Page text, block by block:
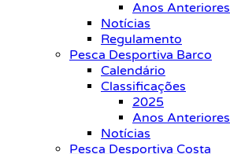
Anos Anteriores
Notícias
Regulamento
Pesca Desportiva Barco
Calendário
Classificações
2025
Anos Anteriores
Notícias
Pesca Desportiva Costa